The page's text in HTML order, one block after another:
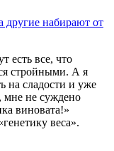
другие набирают от
есть все, что
стройными. А я
на сладости и уже
мне не суждено
виновата!»
веса».